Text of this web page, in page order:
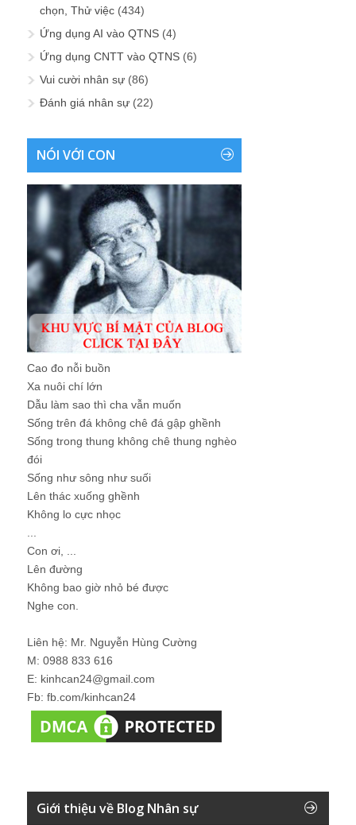
chọn, Thử việc (434)
Ứng dụng AI vào QTNS (4)
Ứng dụng CNTT vào QTNS (6)
Vui cười nhân sự (86)
Đánh giá nhân sự (22)
NÓI VỚI CON
Cao đo nỗi buồn
Xa nuôi chí lớn
Dẫu làm sao thì cha vẫn muốn
Sống trên đá không chê đá gập ghềnh
Sống trong thung không chê thung nghèo
đói
Sống như sông như suối
Lên thác xuống ghềnh
Không lo cực nhọc
...
Con ơi, ...
Lên đường
Không bao giờ nhỏ bé được
Nghe con.
Liên hệ: Mr. Nguyễn Hùng Cường
M: 0988 833 616
E: kinhcan24@gmail.com
Fb: fb.com/kinhcan24
Giới thiệu về Blog Nhân sự